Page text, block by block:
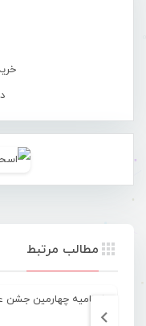
مطالب مرتبط
اختتامیه چهارمین